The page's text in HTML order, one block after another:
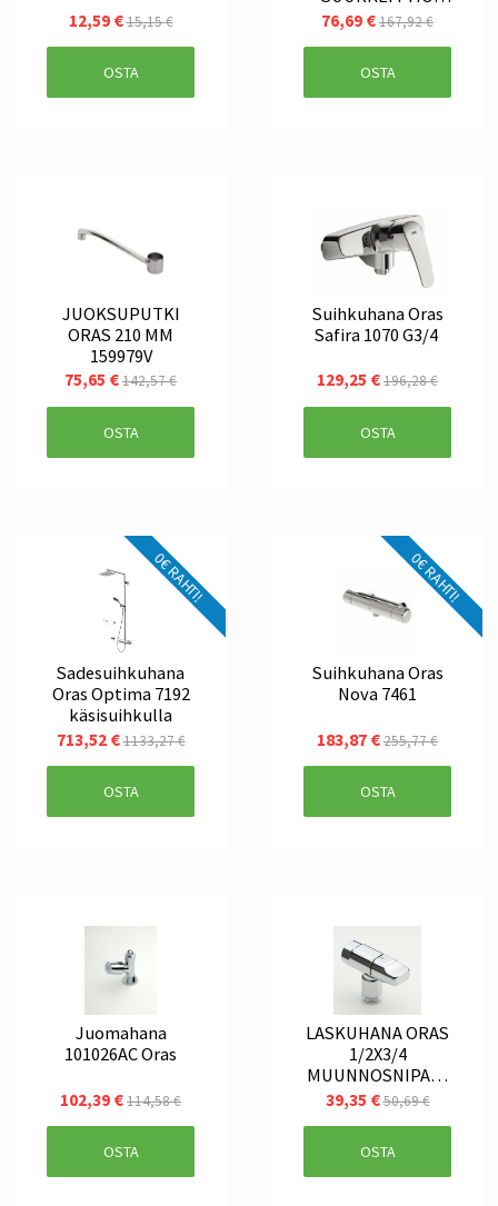
12,59 €15,15 €
OSTA
159695V
76,69 €167,92 €
OSTA
JUOKSUPUTKI
ORAS 210 MM
159979V
75,65 €142,57 €
OSTA
Suihkuhana Oras
Safira 1070 G3/4
129,25 €196,28 €
OSTA
0€ RAHTI!
Sadesuihkuhana
Oras Optima 7192
käsisuihkulla
713,52 €1133,27 €
OSTA
0€ RAHTI!
Suihkuhana Oras
Nova 7461
183,87 €255,77 €
OSTA
Juomahana
101026AC Oras
102,39 €114,58 €
OSTA
LASKUHANA ORAS
1/2X3/4
MUUNNOSNIPALL
A 101201
39,35 €50,69 €
OSTA